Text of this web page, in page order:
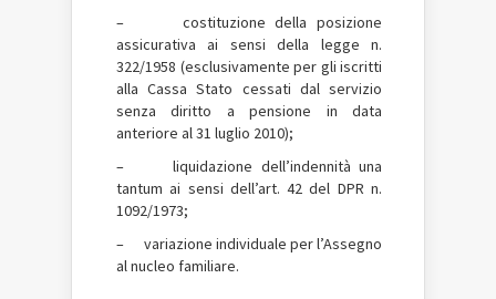
– costituzione della posizione
assicurativa ai sensi della legge n.
322/1958 (esclusivamente per gli iscritti
alla Cassa Stato cessati dal servizio
senza diritto a pensione in data
anteriore al 31 luglio 2010);
– liquidazione dell’indennità una
tantum ai sensi dell’art. 42 del DPR n.
1092/1973;
– variazione individuale per l’Assegno
al nucleo familiare.